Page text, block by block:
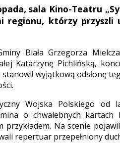
sala Kino-Teatru
regionu, którzy przyszli
Biała Grzegorza
Katarzynę Pichlińską,
wyjątkową odsłonę
Wojska Polskiego
o chwalebnych
przykładem. Na scenie
repertuar przepełniony